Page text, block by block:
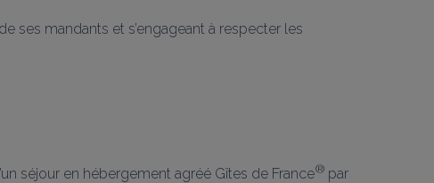
ses mandants et s’engageant à respecter les
séjour en hébergement agréé Gîtes de France® par